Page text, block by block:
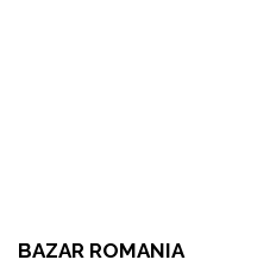
BAZAR ROMANIA